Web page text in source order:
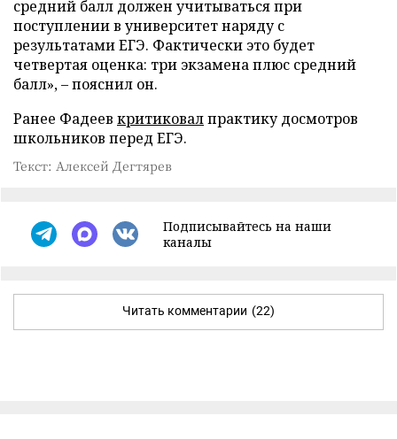
средний балл должен учитываться при
поступлении в университет наряду с
результатами ЕГЭ. Фактически это будет
четвертая оценка: три экзамена плюс средний
балл», – пояснил он.
Ранее Фадеев критиковалпрактику досмотров
школьников перед ЕГЭ.
Текст: Алексей Дегтярев
Подписывайтесь на наши
каналы
Читать комментарии (22)